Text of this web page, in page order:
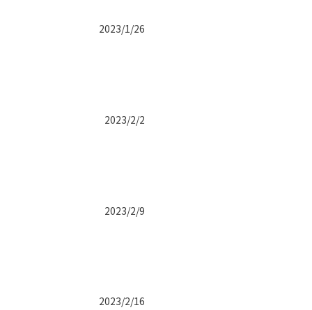
2023/1/26
2023/2/2
2023/2/9
2023/2/16